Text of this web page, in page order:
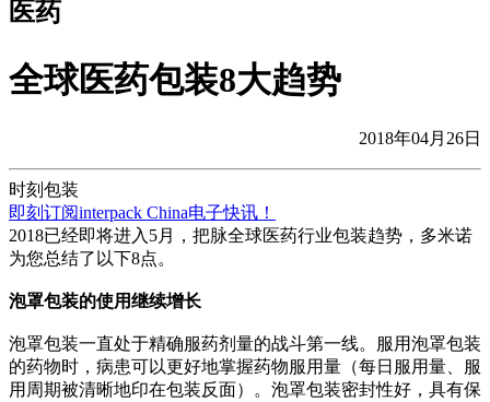
医药
全球医药包装8大趋势
2018年04月26日
时刻包装
即刻订阅interpack China电子快讯！
2018已经即将进入5月，把脉全球医药行业包装趋势，多米诺
为您总结了以下8点。
泡罩包装的使用继续增长
泡罩包装一直处于精确服药剂量的战斗第一线。服用泡罩包装
的药物时，病患可以更好地掌握药物服用量（每日服用量、服
用周期被清晰地印在包装反面）。泡罩包装密封性好，具有保